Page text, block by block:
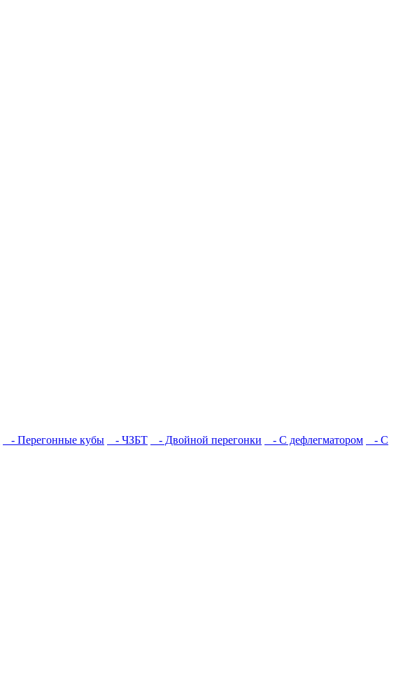
- Перегонные кубы - ЧЗБТ - Двойной перегонки - С дефлегматором
- С